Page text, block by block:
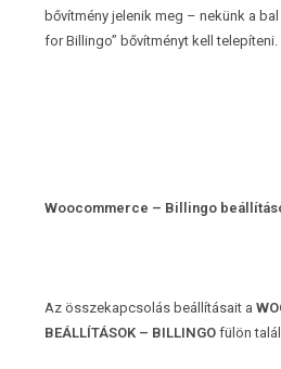
bővítmény jelenik meg – nekünk a
for Billingo” bővítményt kell telepíteni.
Woocommerce – Billingo
Az összekapcsolás beállításait a
BEÁLLÍTÁSOK – BILLINGO fülön